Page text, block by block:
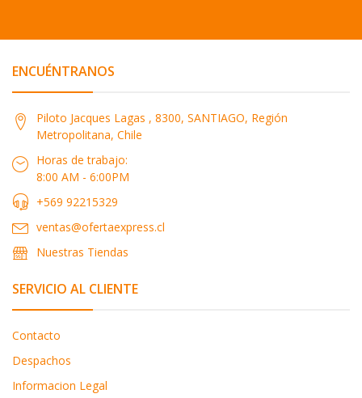
ENCUÉNTRANOS
Piloto Jacques Lagas , 8300, SANTIAGO, Región
Metropolitana, Chile
Horas de trabajo:
8:00 AM - 6:00PM
+569 92215329
ventas@ofertaexpress.cl
Nuestras Tiendas
SERVICIO AL CLIENTE
Contacto
Despachos
Informacion Legal